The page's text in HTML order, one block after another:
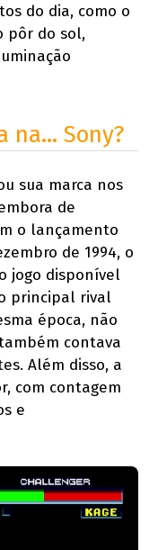
do dia, como o
pôr do sol,
na… Sony?
sua marca nos
de
o lançamento
de 1994, o
jogo disponível
principal rival
época, não
contava
Além disso, a
com contagem
e